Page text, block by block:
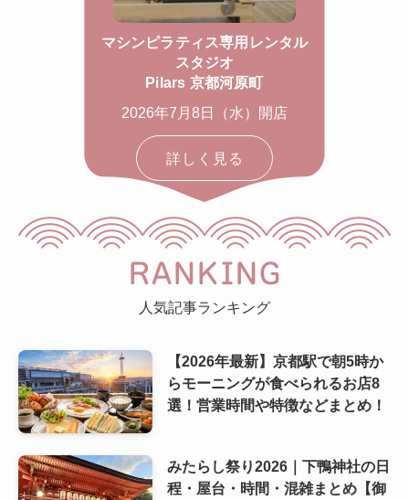
マシンピラティス専用レンタル
スタジオ
Pilars 京都河原町
2026年7月8日（水）開店
詳しく見る
RANKING
人気記事ランキング
【2026年最新】京都駅で朝5時か
らモーニングが食べられるお店8
選！営業時間や特徴などまとめ！
みたらし祭り2026｜下鴨神社の日
程・屋台・時間・混雑まとめ【御